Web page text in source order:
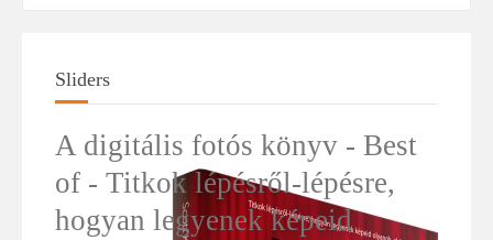
Sliders
A digitális fotós könyv - Best
of - Titkok lépésről-lépésre,
hogyan legyenek képeid